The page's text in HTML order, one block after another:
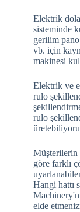
Elektrik
sisteminde
gerilim
vb. için
makinesi
Elektrik ve
rulo
rulo
Müşterilerin
göre farklı
Hangi hattı
elde